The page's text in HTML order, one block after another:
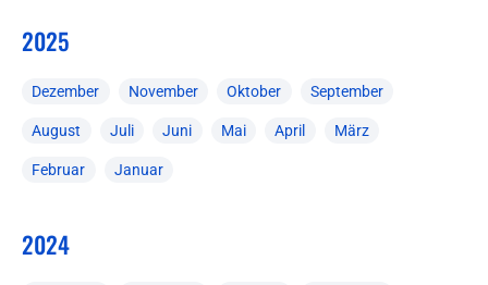
2025
Dezember November Oktober September
August Juli Juni Mai April März
Februar Januar
2024